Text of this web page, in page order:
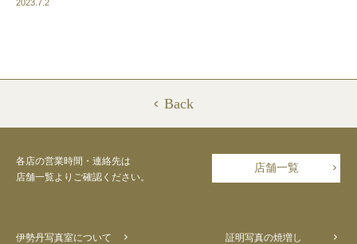
2023.7.2
Back
各店の営業時間・連絡先は
店舗一覧よりご確認ください。
店舗一覧
伊勢丹写真室について 証明写真の焼増し